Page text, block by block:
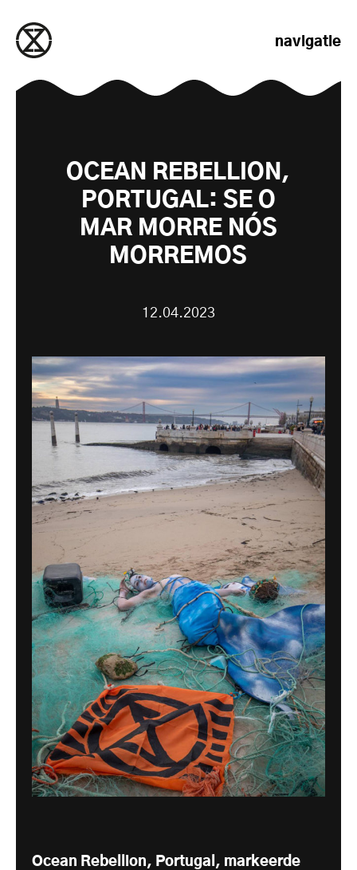
navigatie
OCEAN REBELLION,
PORTUGAL: SE O
MAR MORRE NÓS
MORREMOS
12.04.2023
Ocean Rebellion, Portugal, markeerde